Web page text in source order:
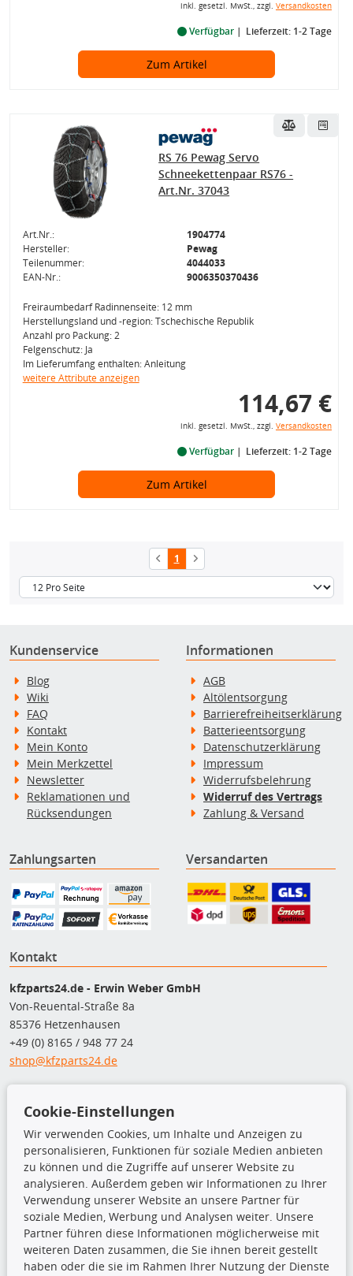
inkl. gesetzl. MwSt., zzgl. Versandkosten
Verfügbar Lieferzeit: 1-2 Tage
Zum Artikel
RS 76 Pewag Servo
Schneekettenpaar RS76 -
Art.Nr. 37043
Art.Nr.:
1904774
Hersteller:
Pewag
Teilenummer:
4044033
EAN-Nr.:
9006350370436
Freiraumbedarf Radinnenseite: 12 mm
Herstellungsland und -region: Tschechische Republik
Anzahl pro Packung: 2
Felgenschutz: Ja
Im Lieferumfang enthalten: Anleitung
weitere Attribute anzeigen
114,67 €
inkl. gesetzl. MwSt., zzgl. Versandkosten
Verfügbar Lieferzeit: 1-2 Tage
Zum Artikel
1
Kundenservice
Blog
Wiki
FAQ
Kontakt
Mein Konto
Mein Merkzettel
Newsletter
Reklamationen und
Rücksendungen
Informationen
AGB
Altölentsorgung
Barrierefreiheitserklärung
Batterieentsorgung
Datenschutzerklärung
Impressum
Widerrufsbelehrung
Widerruf des Vertrags
Zahlung & Versand
Zahlungsarten Versandarten
Kontakt
kfzparts24.de - Erwin Weber GmbH
Von-Reuental-Straße 8a
85376 Hetzenhausen
+49 (0) 8165 / 948 77 24
shop@kfzparts24.de
Dachgrundträger
Ersatzteile
Fahrradträger
Motoröle
Pflege- & Wartungsmittel
Schneeketten
TecDoc Inside
Cookie-Einstellungen
Wir verwenden Cookies, um Inhalte und Anzeigen zu
personalisieren, Funktionen für soziale Medien anbieten
zu können und die Zugriffe auf unserer Website zu
analysieren. Außerdem geben wir Informationen zu Ihrer
Verwendung unserer Website an unsere Partner für
soziale Medien, Werbung und Analysen weiter. Unsere
Partner führen diese Informationen möglicherweise mit
weiteren Daten zusammen, die Sie ihnen bereit gestellt
haben oder die sie im Rahmen Ihrer Nutzung der Dienste